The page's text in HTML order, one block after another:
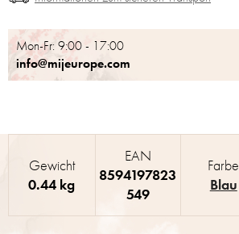
Mon-Fr: 9:00 - 17:00
info@mijeurope.com
Gewicht
0.44 kg
EAN
8594197823
549
Farbe
Blau